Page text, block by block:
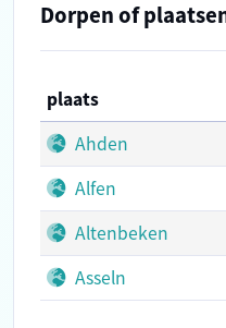
Dorpen of
plaats
Ahden
Alfen
Altenbeken
Asseln